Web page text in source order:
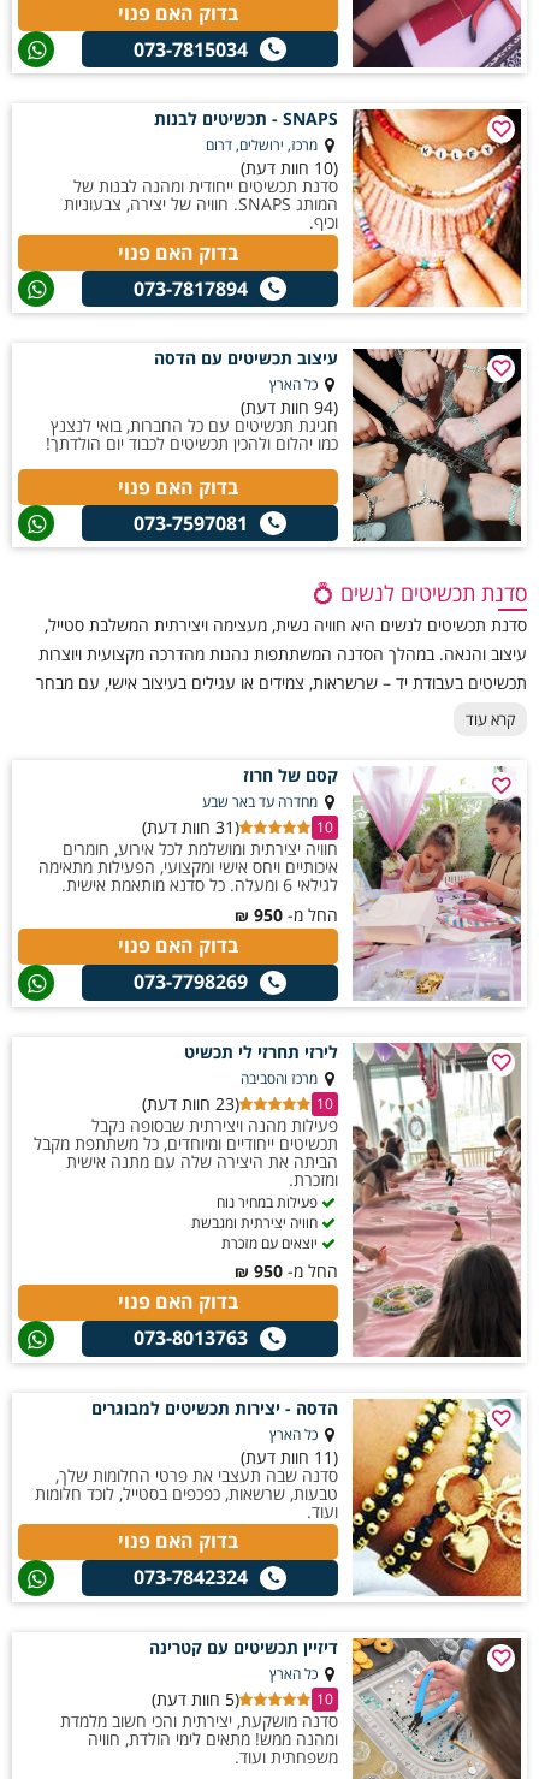
בדוק האם פנוי
073-7815034
SNAPS - תכשיטים לבנות
מרכז, ירושלים, דרום
(10 חוות דעת)
סדנת תכשיטים ייחודית ומהנה לבנות של
המותג SNAPS. חוויה של יצירה, צבעוניות
וכיף.
בדוק האם פנוי
073-7817894
עיצוב תכשיטים עם הדסה
כל הארץ
(94 חוות דעת)
חגיגת תכשיטים עם כל החברות, בואי לנצנץ
כמו יהלום ולהכין תכשיטים לכבוד יום הולדתך!
בדוק האם פנוי
073-7597081
סדנת תכשיטים לנשים 💍
סדנת תכשיטים לנשים היא חוויה נשית, מעצימה ויצירתית המשלבת סטייל,
עיצוב והנאה. במהלך הסדנה המשתתפות נהנות מהדרכה מקצועית ויוצרות
תכשיטים בעבודת יד – שרשראות, צמידים או עגילים בעיצוב אישי, עם מבחר
עשיר של חומרים איכותיים וטרנדים עכשוויים. האווירה רגועה ומהנה, מושלמת
הסדנה כל אחת יוצאת עם תכשיט מעוצב מעשה ידיה ותחושת סיפוק מהתהליך
היצירתי והמהנה.
קרא עוד
קסם של חרוז
מחדרה עד באר שבע
10
(31 חוות דעת)
חוויה יצירתית ומושלמת לכל אירוע, חומרים
איכותיים ויחס אישי ומקצועי, הפעילות מתאימה
לגילאי 6 ומעלה. כל סדנא מותאמת אישית.
החל מ- 950
₪
בדוק האם פנוי
073-7798269
לירזי תחרזי לי תכשיט
מרכז והסביבה
10
(23 חוות דעת)
פעילות מהנה ויצירתית שבסופה נקבל
תכשיטים ייחודיים ומיוחדים, כל משתתפת מקבל
הביתה את היצירה שלה עם מתנה אישית
ומזכרת.
פעילות במחיר נוח
חוויה יצירתית ומגבשת
יוצאים עם מזכרת
החל מ- 950
₪
בדוק האם פנוי
073-8013763
הדסה - יצירות תכשיטים למבוגרים
כל הארץ
(11 חוות דעת)
סדנה שבה תעצבי את פרטי החלומות שלך,
טבעות, שרשאות, כפכפים בסטייל, לוכד חלומות
ועוד.
בדוק האם פנוי
073-7842324
דיזיין תכשיטים עם קטרינה
כל הארץ
10
(5 חוות דעת)
סדנה מושקעת, יצירתית והכי חשוב מלמדת
ומהנה ממש! מתאים לימי הולדת, חוויה
משפחתית ועוד.